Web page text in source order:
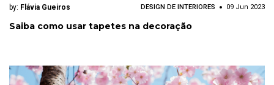
by: Flávia Gueiros DESIGN DE INTERIORES 09 Jun 2023
Saiba como usar tapetes na decoração